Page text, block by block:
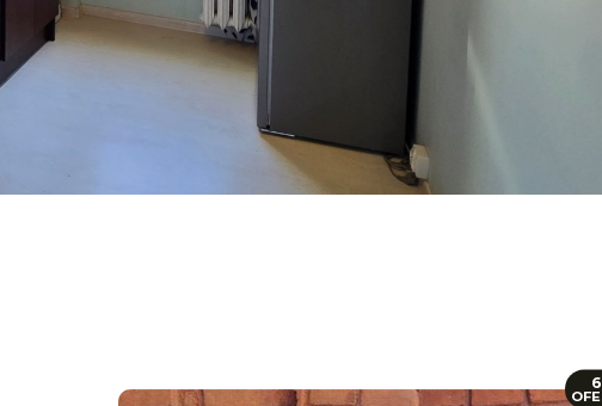
6